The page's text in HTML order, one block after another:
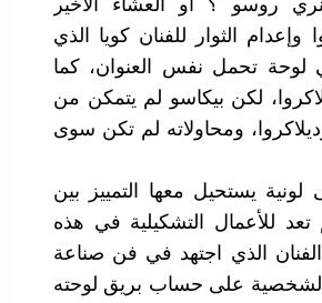
روسو ؟ أو العشاء الأخير
الثوار للفنان كويا الذي
لوحة تحمل نفس العنوان، كما
لكن بيكاسو لم يتمكن من
ومحاولاته لم تكن سوى
يستحيل معها التمييز بين
للأعمال التشكيلية في هذه
الفنان الذي اجتهد في فن صناعة
على حساب بريق لوحته